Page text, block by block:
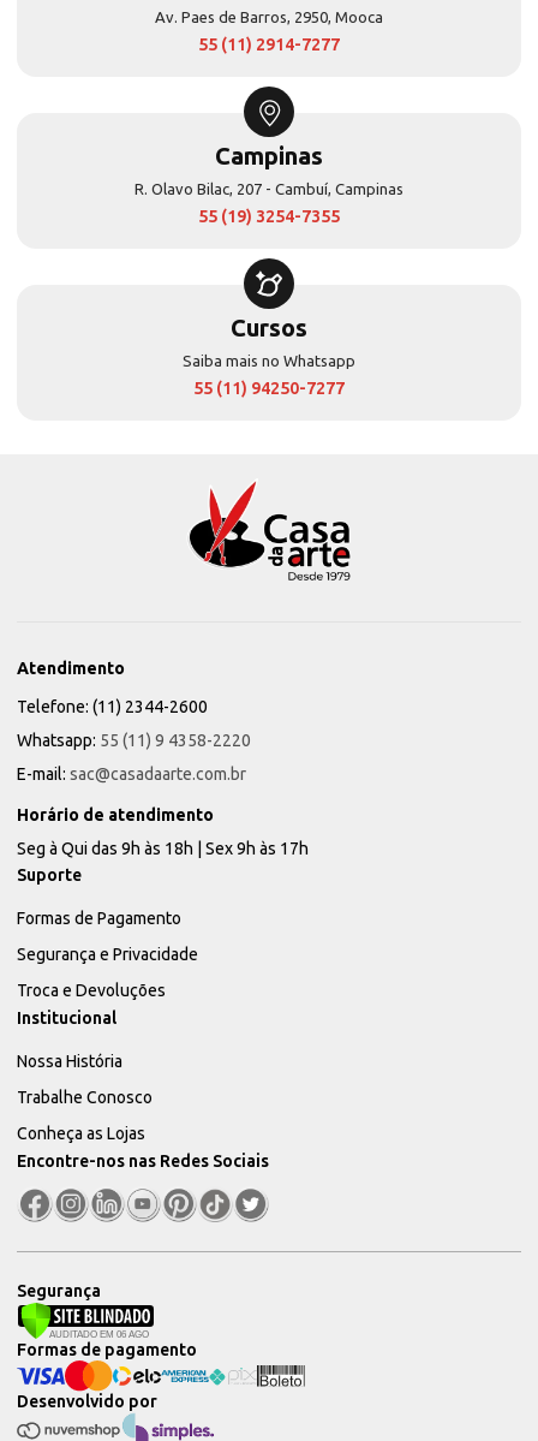
Av. Paes de Barros, 2950, Mooca
55 (11) 2914-7277
Campinas
R. Olavo Bilac, 207 - Cambuí, Campinas
55 (19) 3254-7355
Cursos
Saiba mais no Whatsapp
55 (11) 94250-7277
Atendimento
Telefone: (11) 2344-2600
Whatsapp: 55 (11) 9 4358-2220
E-mail: sac@casadaarte.com.br
Horário de atendimento
Seg à Qui das 9h às 18h | Sex 9h às 17h
Suporte
Formas de Pagamento
Segurança e Privacidade
Troca e Devoluções
Institucional
Nossa História
Trabalhe Conosco
Conheça as Lojas
Encontre-nos nas Redes Sociais
Segurança
Desenvolvido por
Formas de pagamento